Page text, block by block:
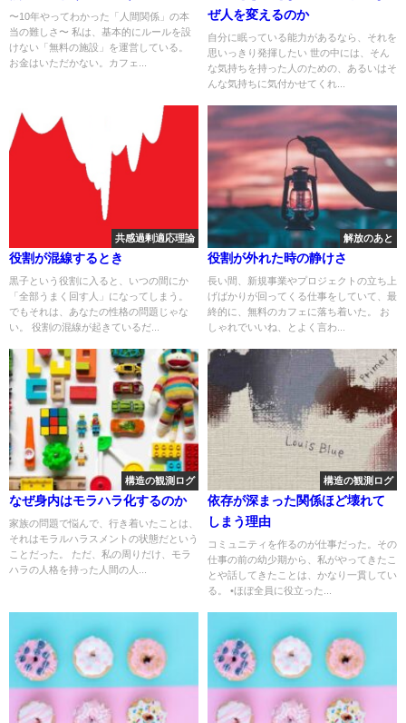
〜10年やってわかった「人間関係」の本
当の難しさ〜 私は、基本的にルールを設
けない「無料の施設」を運営している。
お金はいただかない。カフェ...
ぜ人を変えるのか
自分に眠っている能力があるなら、それを
思いっきり発揮したい 世の中には、そん
な気持ちを持った人のための、あるいはそ
んな気持ちに気付かせてくれ...
共感過剰適応理論
役割が混線するとき
黒子という役割に入ると、いつの間にか
「全部うまく回す人」になってしまう。
でもそれは、あなたの性格の問題じゃな
い。 役割の混線が起きているだ...
解放のあと
役割が外れた時の静けさ
長い間、新規事業やプロジェクトの立ち上
げばかりが回ってくる仕事をしていて、最
終的に、無料のカフェに落ち着いた。 お
しゃれでいいね、とよく言わ...
構造の観測ログ
なぜ身内はモラハラ化するのか
家族の問題で悩んで、行き着いたことは、
それはモラルハラスメントの状態だという
ことだった。 ただ、私の周りだけ、モラ
ハラの人格を持った人間の人...
構造の観測ログ
依存が深まった関係ほど壊れて
しまう理由
コミュニティを作るのが仕事だった。その
仕事の前の幼少期から、私がやってきたこ
とや話してきたことは、かなり一貫してい
る。 •ほぼ全員に役立った...